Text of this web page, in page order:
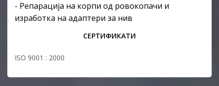
- Репарација на корпи од ровокопачи и
изработка на адаптери за нив
СЕРТИФИКАТИ
ISO 9001 : 2000